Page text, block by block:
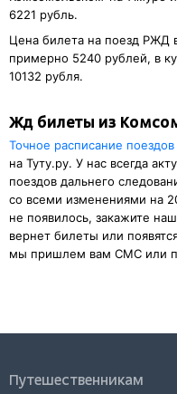
6221 рубль.
Цена билета на поезд РЖД
примерно 5240 рублей, в
10132 рубля.
Жд билеты из
Точное расписание
на Туту.ру. У нас всегда
поездов дальнего
со всеми изменениями на
не появилось, закажите
вернет билеты или
мы пришлем вам СМС или
Путешественникам